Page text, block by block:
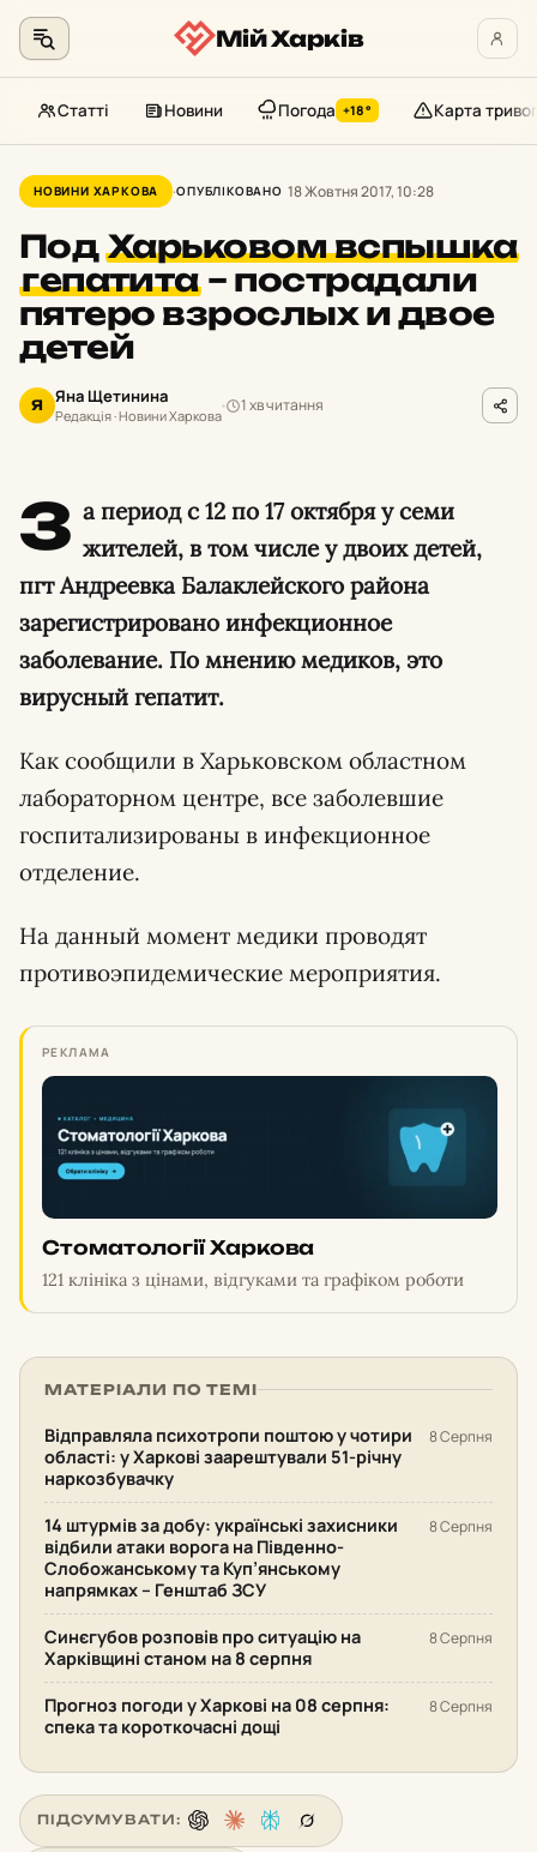
до
контенту
Мій Харків
Статті Новини Погода +18° Карта тривог
НОВИНИ ХАРКОВА ОПУБЛІКОВАНО 18 Жовтня 2017, 10:28
Под Харьковом вспышка
гепатита – пострадали
пятеро взрослых и двое
детей
Я Яна Щетинина
Редакція · Новини Харкова
1 хв читання
З а период с 12 по 17 октября у семи
жителей, в том числе у двоих детей,
пгт Андреевка Балаклейского района
зарегистрировано инфекционное
заболевание. По мнению медиков, это
вирусный гепатит.
Как сообщили в Харьковском областном
лабораторном центре, все заболевшие
госпитализированы в инфекционное
отделение.
На данный момент медики проводят
противоэпидемические мероприятия.
РЕКЛАМА
Стоматології Харкова
121 клініка з цінами, відгуками та графіком роботи
МАТЕРІАЛИ ПО ТЕМІ
Відправляла психотропи поштою у чотири
області: у Харкові заарештували 51-річну
наркозбувачку
8 Серпня
14 штурмів за добу: українські захисники
відбили атаки ворога на Південно-
Слобожанському та Куп’янському
напрямках – Генштаб ЗСУ
8 Серпня
Синєгубов розповів про ситуацію на
Харківщині станом на 8 серпня
8 Серпня
Прогноз погоди у Харкові на 08 серпня:
спека та короткочасні дощі
8 Серпня
ПІДСУМУВАТИ: